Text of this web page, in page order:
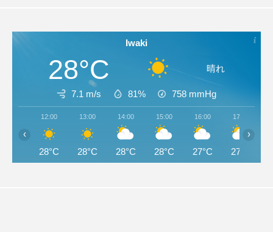
Iwaki
28°C 晴れ
7.1 m/s 81% 758 mmHg
12:00
28°C
13:00
28°C
14:00
28°C
15:00
28°C
16:00
27°C
17:00
27°C
‹ ›